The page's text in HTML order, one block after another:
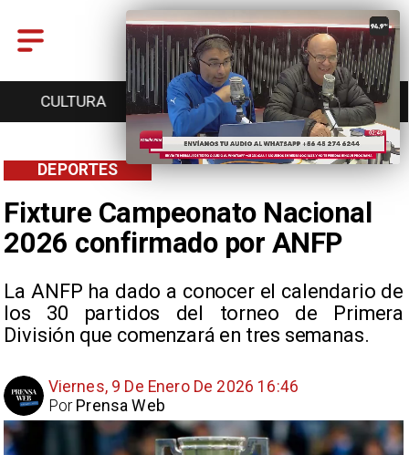
CULTURA TURISMO TENDENCIAS
Fixture Campeonato Nacional
2026 confirmado por ANFP
La ANFP ha dado a conocer el calendario de
los 30 partidos del torneo de Primera
División que comenzará en tres semanas.
DEPORTES
Viernes, 9 De Enero De 2026 16:46
Prensa Web
Por